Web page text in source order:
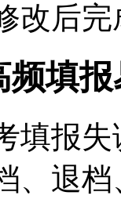
改后
频填
填报
、退